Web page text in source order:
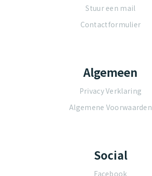
Stuur een mail
Contactformulier
Algemeen
Privacy Verklaring
Algemene Voorwaarden
Social
Facebook